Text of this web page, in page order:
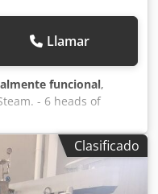
Llamar
funcional,
- 6 heads of
-Head
-Alimentaciónde
disk. Dwedpswn
PFAUDLER
Clasificado